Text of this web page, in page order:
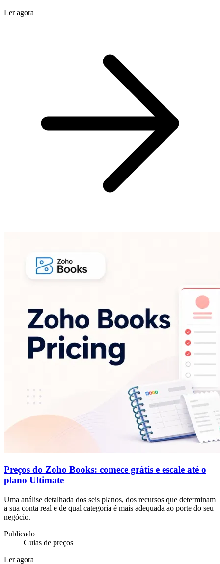
Ler agora
Preços do Zoho Books: comece grátis e escale até o
plano Ultimate
Uma análise detalhada dos seis planos, dos recursos que determinam
a sua conta real e de qual categoria é mais adequada ao porte do seu
negócio.
Publicado
Guias de preços
Ler agora